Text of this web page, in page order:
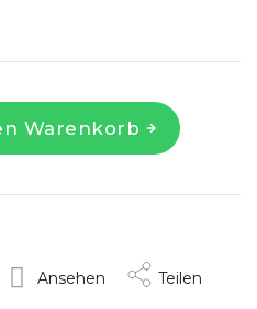
Warenkorb
Ansehen Teilen